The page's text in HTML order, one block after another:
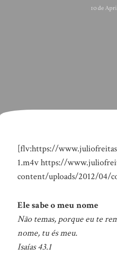
10 de
[flv:https://
1.m4v https://
content/uploads/2012/04/
Ele sabe o meu nome
Não temas, porque eu te
nome, tu és meu.
Isaías 43.1